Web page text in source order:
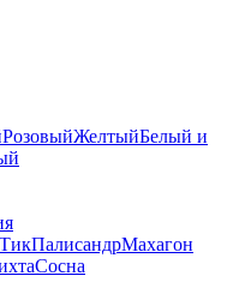
РозовыйЖелтыйБелый и
ТикПалисандрМахагон
Сосна